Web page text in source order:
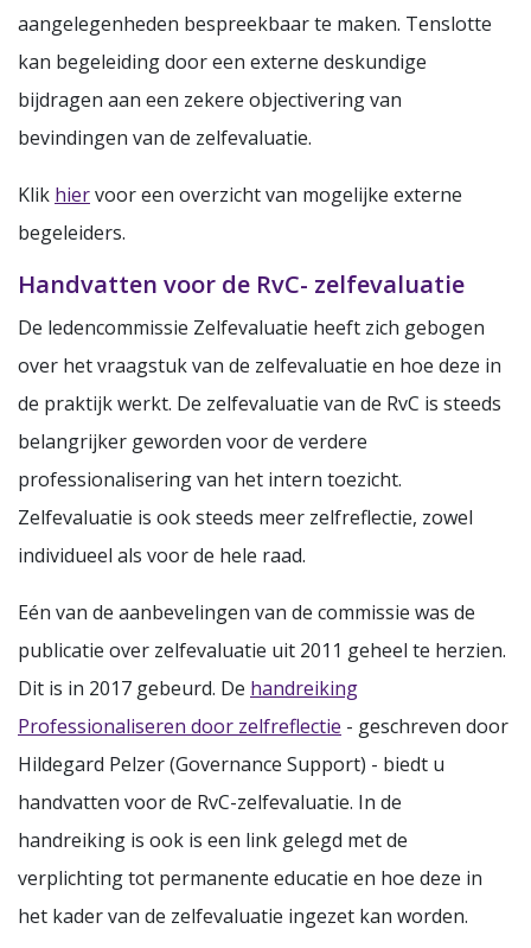
aangelegenheden bespreekbaar te maken. Tenslotte
kan begeleiding door een externe deskundige
bijdragen aan een zekere objectivering van
bevindingen van de zelfevaluatie.
Klik hiervoor een overzicht van mogelijke externe
begeleiders.
Handvatten voor de RvC- zelfevaluatie
De ledencommissie Zelfevaluatie heeft zich gebogen
over het vraagstuk van de zelfevaluatie en hoe deze in
de praktijk werkt. De zelfevaluatie van de RvC is steeds
belangrijker geworden voor de verdere
professionalisering van het intern toezicht.
Zelfevaluatie is ook steeds meer zelfreflectie, zowel
individueel als voor de hele raad.
Eén van de aanbevelingen van de commissie was de
publicatie over zelfevaluatie uit 2011 geheel te herzien.
Dit is in 2017 gebeurd. De handreiking
Professionaliseren door zelfreflectie - geschreven door
Hildegard Pelzer (Governance Support) - biedt u
handvatten voor de RvC-zelfevaluatie. In de
handreiking is ook is een link gelegd met de
verplichting tot permanente educatie en hoe deze in
het kader van de zelfevaluatie ingezet kan worden.